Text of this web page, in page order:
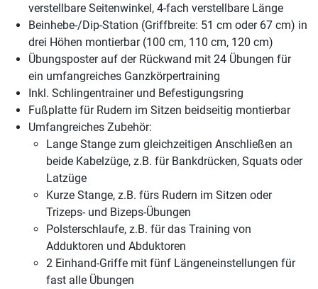
verstellbare Seitenwinkel, 4-fach verstellbare Länge
Beinhebe-/Dip-Station (Griffbreite: 51 cm oder 67 cm) in
drei Höhen montierbar (100 cm, 110 cm, 120 cm)
Übungsposter auf der Rückwand mit 24 Übungen für
ein umfangreiches Ganzkörpertraining
Inkl. Schlingentrainer und Befestigungsring
Fußplatte für Rudern im Sitzen beidseitig montierbar
Umfangreiches Zubehör:
Lange Stange zum gleichzeitigen Anschließen an
beide Kabelzüge, z.B. für Bankdrücken, Squats oder
Latzüge
Kurze Stange, z.B. fürs Rudern im Sitzen oder
Trizeps- und Bizeps-Übungen
Polsterschlaufe, z.B. für das Training von
Adduktoren und Abduktoren
2 Einhand-Griffe mit fünf Längeneinstellungen für
fast alle Übungen